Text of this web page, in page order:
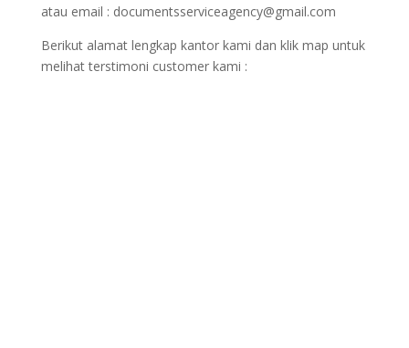
atau email : documentsserviceagency@gmail.com
Berikut alamat lengkap kantor kami dan klik map untuk
melihat terstimoni customer kami :